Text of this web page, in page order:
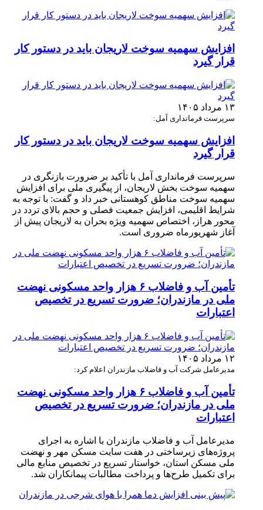
افزایش سهمیه سوخت لاریجان باید در دستور کار
قرار گیرد
۱۳ مرداد ۱۴۰۵
سرپرست فرمانداری آمل:
افزایش سهمیه سوخت لاریجان باید در دستور کار
قرار گیرد
سرپرست فرمانداری آمل با تأکید بر ضرورت بازنگری در
سهمیه سوخت بخش لاریجان، از پیگیری ملی برای افزایش
سهمیه سوخت مناطق کوهستانی خبر داد و گفت: با توجه به
شرایط اقلیمی، افزایش جمعیت فصلی و حجم بالای تردد در
محور هراز، اختصاص سهمیه ویژه بحران به لاریجان پیش از
آغاز شهریورماه ضروری است.
تأمین آب و فاضلاب ۶ هزار واحد مسکونی نهضت
ملی در مازندران؛ ضرورت تسریع در تخصیص
اعتبارات
۱۲ مرداد ۱۴۰۵
مدیرعامل شرکت آب و فاضلاب مازندران اعلام کرد:
تأمین آب و فاضلاب ۶ هزار واحد مسکونی نهضت
ملی در مازندران؛ ضرورت تسریع در تخصیص
اعتبارات
مدیرعامل آب و فاضلاب مازندران با اشاره به اجرای
پروژه‌های زیرساختی در هفت سایت مسکن مهر و نهضت
ملی مسکن استان، خواستار تسریع در تخصیص منابع مالی
برای تکمیل طرح‌ها و پرداخت مطالبات پیمانکاران شد.